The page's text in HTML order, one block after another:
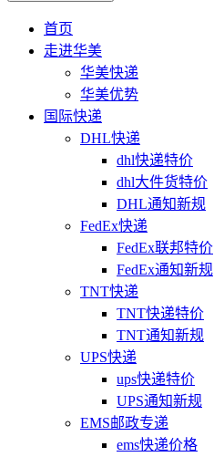
首页
走进华美
华美快递
华美优势
国际快递
DHL快递
dhl快递特价
dhl大件货特价
DHL通知新规
FedEx快递
FedEx联邦特价
FedEx通知新规
TNT快递
TNT快递特价
TNT通知新规
UPS快递
ups快递特价
UPS通知新规
EMS邮政专递
ems快递价格